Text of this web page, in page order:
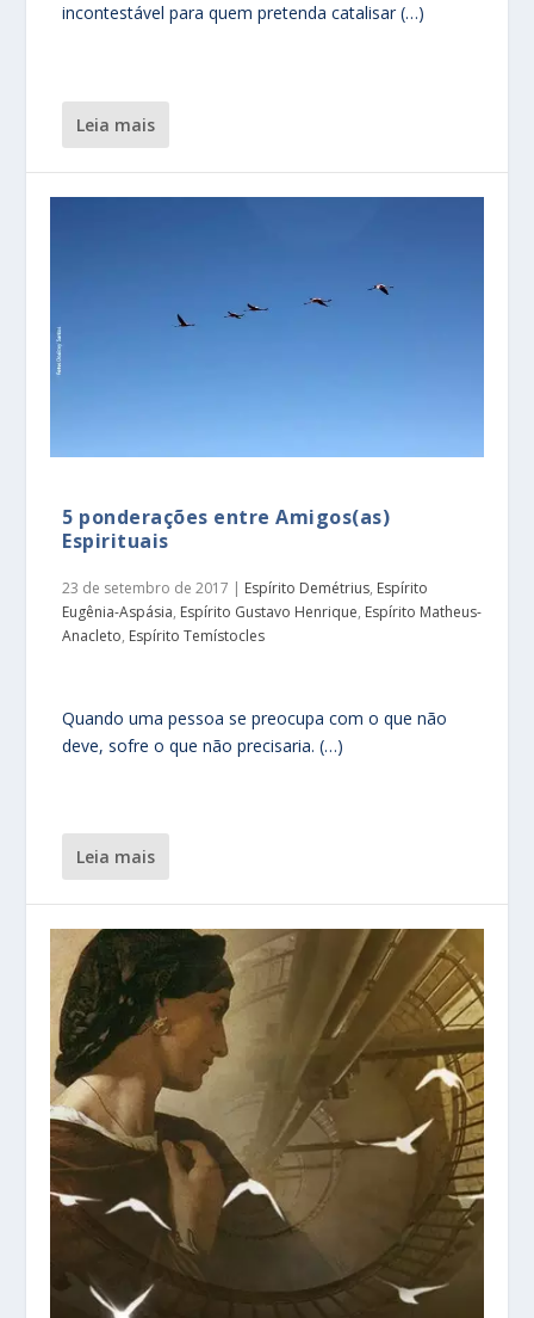
incontestável para quem pretenda catalisar (…)
leia mais
5 ponderações entre Amigos(as)
Espirituais
23 de setembro de 2017 | Espírito Demétrius, Espírito
Eugênia-Aspásia, Espírito Gustavo Henrique, Espírito Matheus-
Anacleto, Espírito Temístocles
Quando uma pessoa se preocupa com o que não
deve, sofre o que não precisaria. (…)
leia mais